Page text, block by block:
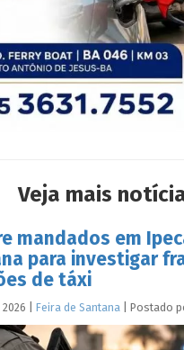
Veja mais
mandados em
para investigar
de táxi
Feira de Santana Postado